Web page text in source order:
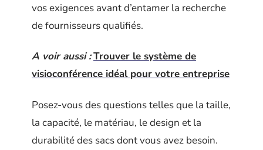
vos exigences avant d’entamer la recherche
de fournisseurs qualifiés.
A voir aussi :Trouver le système de
visioconférence idéal pour votre entreprise
Posez-vous des questions telles que la taille,
la capacité, le matériau, le design et la
durabilité des sacs dont vous avez besoin.